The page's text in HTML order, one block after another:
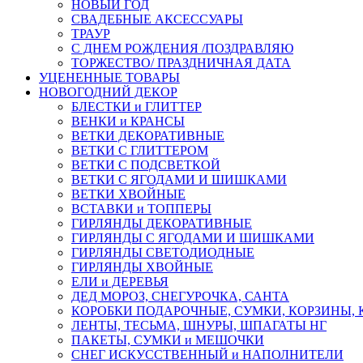
НОВЫЙ ГОД
СВАДЕБНЫЕ АКСЕССУАРЫ
ТРАУР
С ДНЕМ РОЖДЕНИЯ /ПОЗДРАВЛЯЮ
ТОРЖЕСТВО/ ПРАЗДНИЧНАЯ ДАТА
УЦЕНЕННЫЕ ТОВАРЫ
НОВОГОДНИЙ ДЕКОР
БЛЕСТКИ и ГЛИТТЕР
ВЕНКИ и КРАНСЫ
ВЕТКИ ДЕКОРАТИВНЫЕ
ВЕТКИ С ГЛИТТЕРОМ
ВЕТКИ С ПОДСВЕТКОЙ
ВЕТКИ С ЯГОДАМИ И ШИШКАМИ
ВЕТКИ ХВОЙНЫЕ
ВСТАВКИ и ТОППЕРЫ
ГИРЛЯНДЫ ДЕКОРАТИВНЫЕ
ГИРЛЯНДЫ С ЯГОДАМИ И ШИШКАМИ
ГИРЛЯНДЫ СВЕТОДИОДНЫЕ
ГИРЛЯНДЫ ХВОЙНЫЕ
ЕЛИ и ДЕРЕВЬЯ
ДЕД МОРОЗ, СНЕГУРОЧКА, САНТА
КОРОБКИ ПОДАРОЧНЫЕ, СУМКИ,
ЛЕНТЫ, ТЕСЬМА, ШНУРЫ, ШПАГАТЫ НГ
ПАКЕТЫ, СУМКИ и МЕШОЧКИ
СНЕГ ИСКУССТВЕННЫЙ и НАПОЛНИТЕЛИ